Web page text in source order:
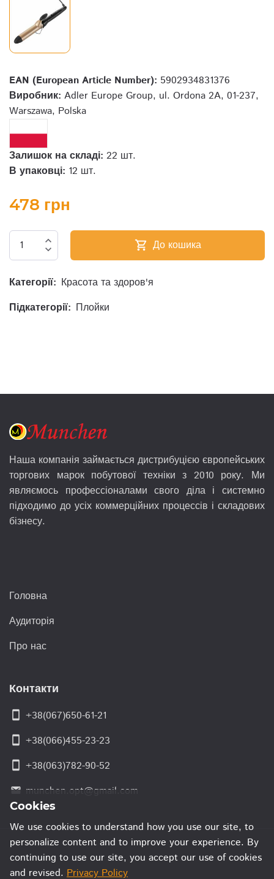
EAN (European Article Number): 5902934831376
Виробник: Adler Europe Group, ul. Ordona 2A, 01-237,
Warszawa, Polska
Залишок на складі: 22 шт.
В упаковці: 12 шт.
478 грн
expand_less
expand_more shopping_cart До кошика
Категорії: Красота та здоров'я
Підкатегорії: Плойки
Наша компанія займається дистрибуцією європейських
торгових марок побутової техніки з 2010 року. Ми
являємось профессіоналами свого діла і системно
підходимо до усіх коммерційних процессів і складових
бізнесу.
Головна
Аудиторія
Про нас
Контакти
smartphone +38(067)650-61-21
smartphone +38(066)455-23-23
smartphone +38(063)782-90-52
email munchen.opt@gmail.com
Cookies
We use cookies to understand how you use our site, to
personalize content and to improve your experience. By
continuing to use our site, you accept our use of cookies
and revised. Privacy Policy